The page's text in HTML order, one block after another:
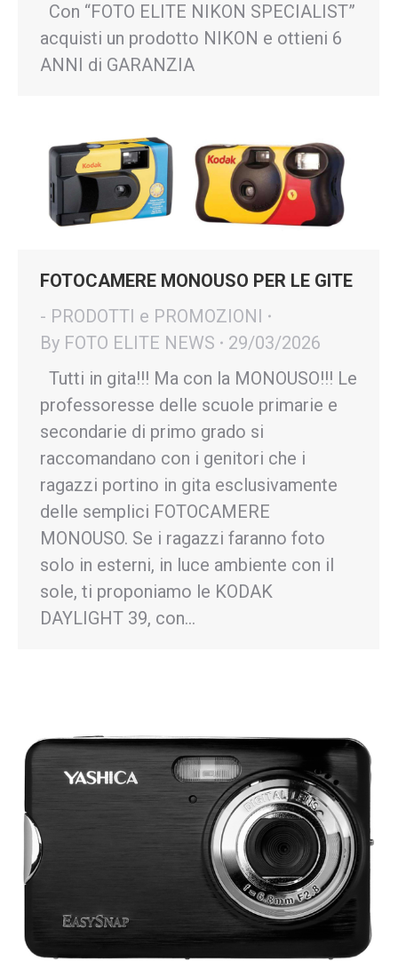
Con “FOTO ELITE NIKON SPECIALIST”
acquisti un prodotto NIKON e ottieni 6
ANNI di GARANZIA
FOTOCAMERE MONOUSO PER LE GITE
- PRODOTTI e PROMOZIONI
By FOTO ELITE NEWS
29/03/2026
Tutti in gita!!! Ma con la MONOUSO!!! Le
professoresse delle scuole primarie e
secondarie di primo grado si
raccomandano con i genitori che i
ragazzi portino in gita esclusivamente
delle semplici FOTOCAMERE
MONOUSO. Se i ragazzi faranno foto
solo in esterni, in luce ambiente con il
sole, ti proponiamo le KODAK
DAYLIGHT 39, con…